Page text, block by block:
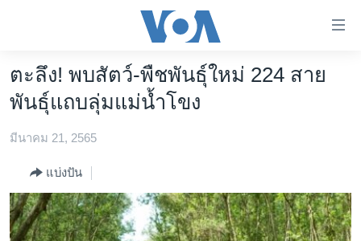
ต่อ
ข้าม
ไป
เนื้อหา
ไป
หน้า
หลัก
หน้าหลัก
โลก
เอเชีย
สหรัฐฯ
ไทย
ธุรกิจ
ตะลึง! พบสัตว์-พืชพันธุ์ใหม่ 224 สาย
พันธุ์แถบลุ่มแม่น้ำโขง
มีนาคม 21, 2565
แบ่งปัน